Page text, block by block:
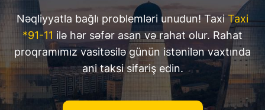
Nəqliyyatla bağlı problemləri unudun! Taxi Taxi
*91-11 ilə hər səfər asan və rahat olur. Rahat
proqramımız vasitəsilə günün istənilən vaxtında
ani taksi sifariş edin.